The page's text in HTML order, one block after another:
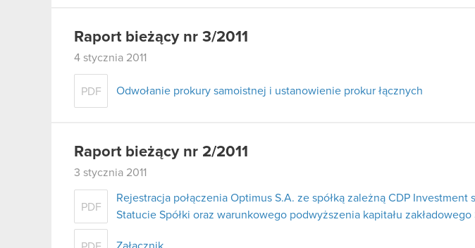
Raport bieżący nr 3/2011
4 stycznia 2011
PDF Odwołanie prokury samoistnej i ustanowienie prokur łącznych
Raport bieżący nr 2/2011
3 stycznia 2011
PDF
Rejestracja połączenia Optimus S.A. ze spółką zależną CDP Investment
Statucie Spółki oraz warunkowego podwyższenia kapitału zakładowego